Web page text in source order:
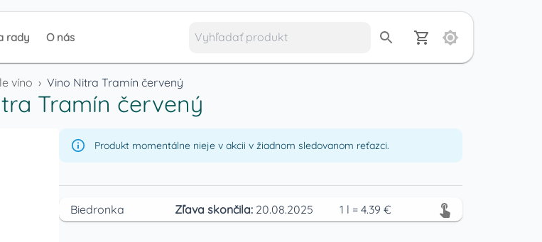
rady O nás
víno › Vino Nitra Tramín červený
Tramín červený
Produkt momentálne nieje v akcii v žiadnom sledovanom reťazci.
Biedronka Zľava skončila: 20.08.2025 1 l = 4.39 €